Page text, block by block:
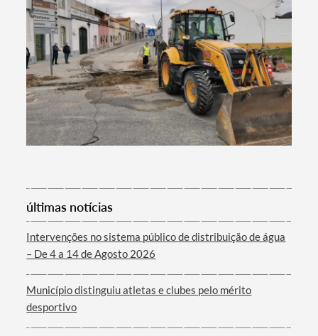
Termo de Pesquisa
Categorias gerais
Filtros
últimas notícias
Intervenções no sistema público de distribuição de água
– De 4 a 14 de Agosto 2026
Município distinguiu atletas e clubes pelo mérito
desportivo